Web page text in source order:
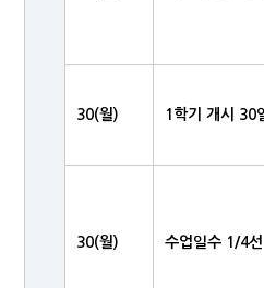
30(월) 1학기 개시 30
30(월) 수업일수 1/4선